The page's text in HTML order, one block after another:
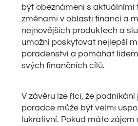
být obeznámeni s aktuálními
změnami v oblasti financí a
nejnovějších produktech a
umožní poskytovat nejlepší
poradenství a pomáhat
svých finančních cílů.
V závěru lze říci, že
poradce může být velmi
lukrativní. Pokud máte